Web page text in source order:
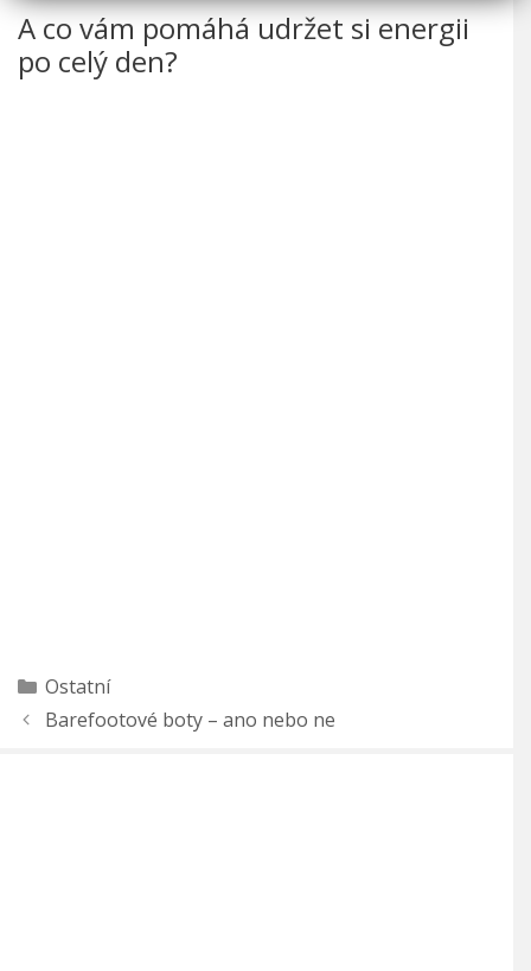
A co vám pomáhá udržet si energii
po celý den?
Rubriky
Ostatní
Barefootové boty – ano nebo ne